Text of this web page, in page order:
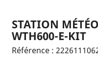
STATION
WTH600-E-KIT
Référence :